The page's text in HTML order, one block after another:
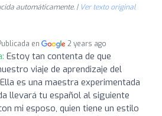
automáticamente. | Ver texto original
en 2 years ago
Estoy tan contenta de que
viaje de aprendizaje del
es una maestra experimentada
llevará tu español al siguiente
mi esposo, quien tiene un estilo